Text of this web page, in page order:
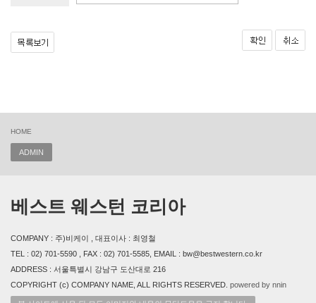
HOME
ADMIN
베스트 웨스턴 코리아
COMPANY : 주)비케이 , 대표이사 : 최영철
TEL : 02) 701-5590 , FAX : 02) 701-5585, EMAIL : bw@bestwestern.co.kr
ADDRESS : 서울특별시 강남구 도산대로 216
COPYRIGHT (c) COMPANY NAME, ALL RIGHTS RESERVED. powered by nnin